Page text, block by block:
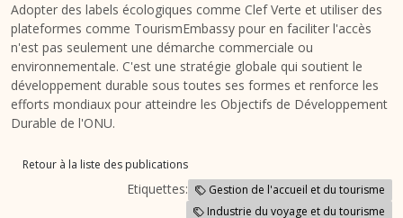
Adopter des labels écologiques comme Clef Verte et utiliser des
plateformes comme TourismEmbassy pour en faciliter l'accès
n'est pas seulement une démarche commerciale ou
environnementale. C'est une stratégie globale qui soutient le
développement durable sous toutes ses formes et renforce les
efforts mondiaux pour atteindre les Objectifs de Développement
Durable de l'ONU.
Retour à la liste des publications
Etiquettes:
Gestion de l'accueil et du tourisme
Industrie du voyage et du tourisme